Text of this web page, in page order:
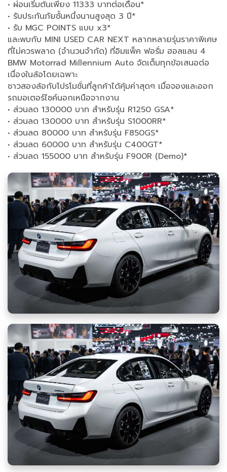
• ผ่อนเริ่มต้นเพียง 11333 บาทต่อเดือน*
• รับประกันภัยชั้นหนึ่งนานสูงสุด 3 ปี*
• รับ MGC POINTS แบบ x3*
และพบกับ MINI USED CAR NEXT หลากหลายรุ่นราคาพิเศษ
ที่ไม่ควรพลาด (จำนวนจำกัด) ที่อิมแพ็ค ฟอรั่ม ฮอลแลน 4
BMW Motorrad Millennium Auto จัดเต็มทุกข้อเสนอต่อ
เนื่องในล้อโดยเฉพาะ
ชาวสองล้อกับโปรโมชั่นที่ลูกค้าได้คุ้มค่าสุดๆ เมื่อจองและออก
รถมอเตอร์ไซค์นอกเหนือจากงาน
• ส่วนลด 130000 บาท สำหรับรุ่น R1250 GSA*
• ส่วนลด 130000 บาท สำหรับรุ่น S1000RR*
• ส่วนลด 80000 บาท สำหรับรุ่น F850GS*
• ส่วนลด 60000 บาท สำหรับรุ่น C400GT*
• ส่วนลด 155000 บาท สำหรับรุ่น F900R (Demo)*